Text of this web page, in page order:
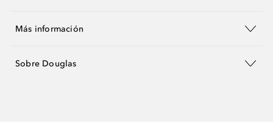
Más información
Sobre Douglas